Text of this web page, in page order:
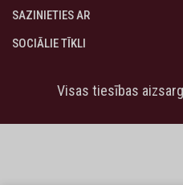
SAZINIETIES AR
SOCIĀLIE TĪKLI
Visas tiesības